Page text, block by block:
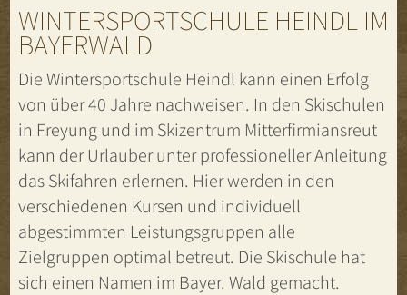
WINTERSPORTSCHULE HEINDL IM
BAYERWALD
Die Wintersportschule Heindl kann einen Erfolg
von über 40 Jahre nachweisen. In den Skischulen
in Freyung und im Skizentrum Mitterfirmiansreut
kann der Urlauber unter professioneller Anleitung
das Skifahren erlernen. Hier werden in den
verschiedenen Kursen und individuell
abgestimmten Leistungsgruppen alle
Zielgruppen optimal betreut. Die Skischule hat
sich einen Namen im Bayer. Wald gemacht.